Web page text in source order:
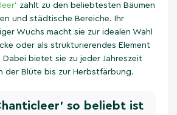
zählt zu den beliebtesten Bäumen
und städtische Bereiche. Ihr
Wuchs macht sie zur idealen Wahl
oder als strukturierendes Element
Dabei bietet sie zu jeder Jahreszeit
der Blüte bis zur Herbstfärbung.
so beliebt ist